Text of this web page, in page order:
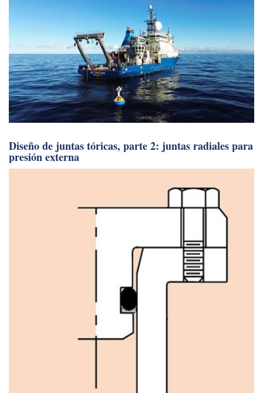
Diseño de juntas tóricas, parte 2: juntas radiales para
presión externa